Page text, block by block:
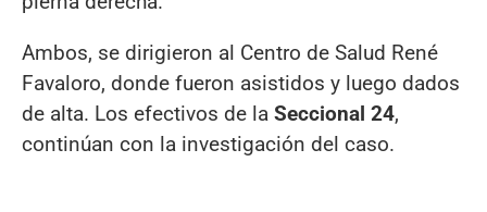
Ambos, se dirigieron al Centro de Salud René
Favaloro, donde fueron asistidos y luego dados
de alta. Los efectivos de la Seccional 24,
continúan con la investigación del caso.